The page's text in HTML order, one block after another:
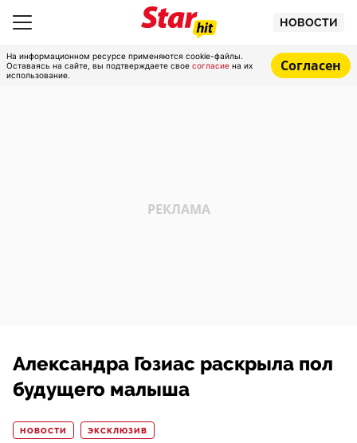
НОВОСТИ
На информационном ресурсе применяются cookie-файлы.
Оставаясь на сайте, вы подтверждаете свое согласие на их
использование.
Согласен
Александра Гозиас раскрыла пол
будущего малыша
НОВОСТИ ЭКСКЛЮЗИВ